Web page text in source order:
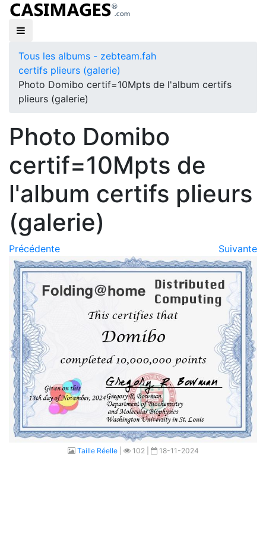
Tous les albums - zebteam.fah
certifs plieurs (galerie)
Photo Domibo certif=10Mpts de l'album certifs
plieurs (galerie)
Photo Domibo
certif=10Mpts de
l'album certifs plieurs
(galerie)
Précédente Suivante
Taille Réelle| 102 | 18-11-2024